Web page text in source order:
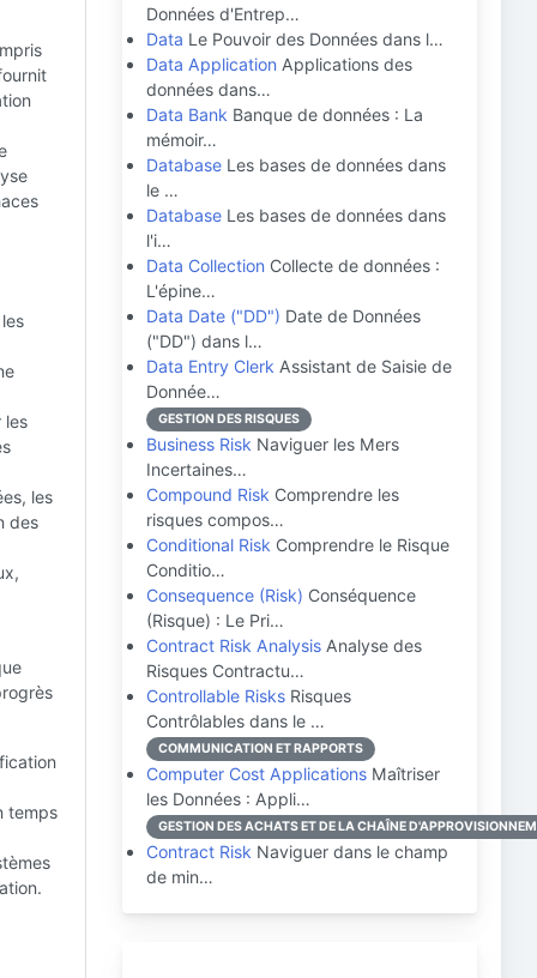
les
les
des
temps
Données d'Entrep…
Data Le Pouvoir des Données dans l…
Data Application Applications des
données dans…
Data Bank Banque de données : La
mémoir…
Database Les bases de données dans
le …
Database Les bases de données dans
l'i…
Data Collection Collecte de données :
L'épine…
Data Date ("DD") Date de Données
("DD") dans l…
Data Entry Clerk Assistant de Saisie de
Donnée…
GESTION DES RISQUES
Business Risk Naviguer les Mers
Incertaines…
Compound Risk Comprendre les
risques compos…
Conditional Risk Comprendre le Risque
Conditio…
Consequence (Risk) Conséquence
(Risque) : Le Pri…
Contract Risk Analysis Analyse des
Risques Contractu…
Controllable Risks Risques
Contrôlables dans le …
COMMUNICATION ET RAPPORTS
Computer Cost Applications Maîtriser
les Données : Appli…
GESTION DES ACHATS ET DE LA CHAÎNE
Contract Risk Naviguer dans le champ
de min…